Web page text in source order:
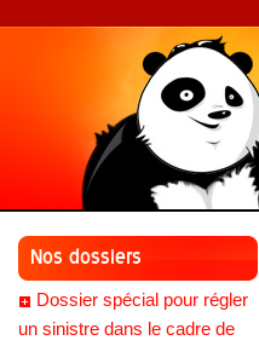
Nos dossiers
Dossier spécial pour régler
un sinistre dans le cadre de